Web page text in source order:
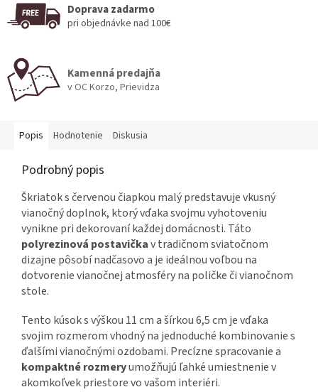
Doprava zadarmo
pri objednávke nad 100€
Kamenná predajňa
v OC Korzo, Prievidza
Popis Hodnotenie Diskusia
Podrobný popis
Škriatok s červenou čiapkou malý predstavuje vkusný
vianočný doplnok, ktorý vďaka svojmu vyhotoveniu
vynikne pri dekorovaní každej domácnosti. Táto
polyrezinová postavičkav tradičnom sviatočnom
dizajne pôsobí nadčasovo a je ideálnou voľbou na
dotvorenie vianočnej atmosféry na poličke či vianočnom
stole.
Tento kúsok s výškou 11 cm a šírkou 6,5 cm je vďaka
svojim rozmerom vhodný na jednoduché kombinovanie s
ďalšími vianočnými ozdobami. Precízne spracovanie a
kompaktné rozmeryumožňujú ľahké umiestnenie v
akomkoľvek priestore vo vašom interiéri.